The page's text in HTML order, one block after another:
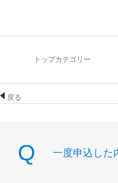
トップカテゴリー
戻る
一度申込した